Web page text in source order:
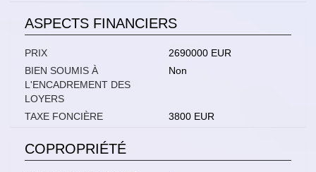
ASPECTS FINANCIERS
PRIX
2690000 EUR
BIEN SOUMIS À
L'ENCADREMENT DES
LOYERS
Non
TAXE FONCIÈRE 3800 EUR
COPROPRIÉTÉ